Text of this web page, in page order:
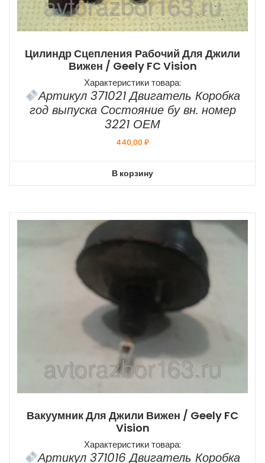
Цилиндр Сцепления Рабочий Для Джили
Вижен / Geely FC Vision
Характеристики товара:
Артикул 371021 Двигатель Коробка
год выпуска Состояние бу вн. номер
3221 ОЕМ
440,00₽
В корзину
Вакуумник Для Джили Вижен / Geely FC
Vision
Характеристики товара:
Артикул 371016 Двигатель Коробка